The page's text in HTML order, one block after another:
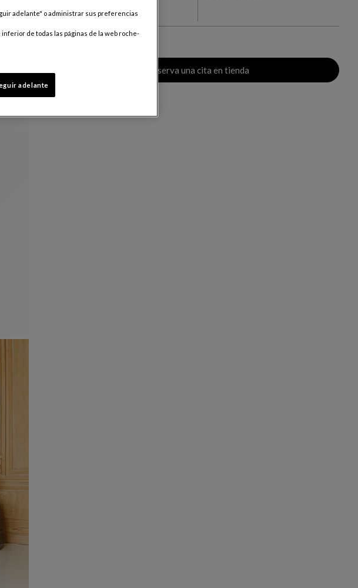
Otros colores
$ 7.390.000
Reserva una cita en tienda
adelante" o administrar sus preferencias
de todas las páginas de la web roche-
adelante